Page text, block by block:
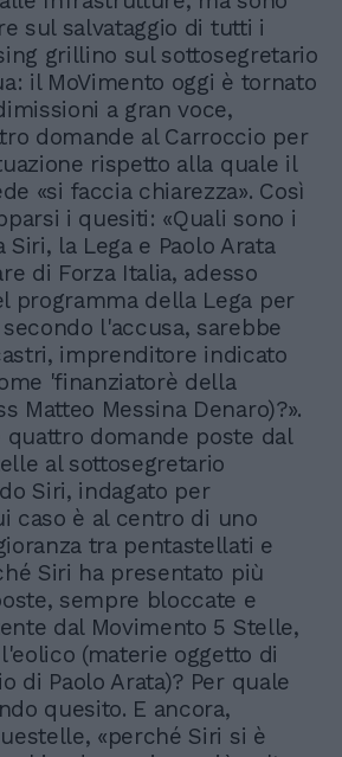
sul salvataggio di tutti i
grillino sul sottosegretario
il MoVimento oggi è tornato
a gran voce,
domande al Carroccio per
rispetto alla quale il
«si faccia chiarezza». Così
i quesiti: «Quali sono i
la Lega e Paolo Arata
di Forza Italia, adesso
programma della Lega per
l'accusa, sarebbe
imprenditore indicato
'finanziatorè della
Matteo Messina Denaro)?».
quattro domande poste dal
al sottosegretario
Siri, indagato per
caso è al centro di uno
tra pentastellati e
Siri ha presentato più
sempre bloccate e
dal Movimento 5 Stelle,
(materie oggetto di
di Paolo Arata)? Per quale
quesito. E ancora,
«perché Siri si è